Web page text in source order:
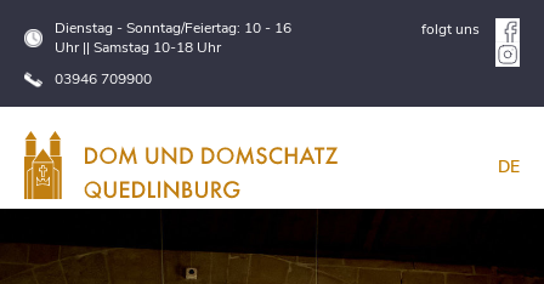
Dienstag - Sonntag/Feiertag: 10 - 16
Uhr || Samstag 10-18 Uhr
03946 709900
folgt uns
DE